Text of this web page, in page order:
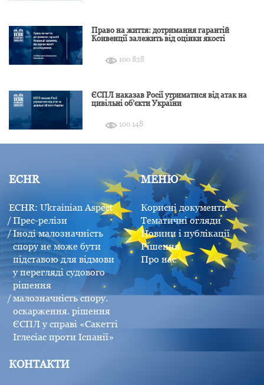
Право на життя: дотримання гарантій
Конвенції залежить від оцінки якості
100 828
ЄСПЛ наказав Росії утриматися від атак на
цивільні об’єкти України
100 148
ECHR
ECHR: Ukrainian Aspect
Прес-релізи
Іноді малозначність
спору не може бути
підставою для відмови
у перегляді судового
рішення
малозначність спору.
оскарження. рішення
ЄСПЛ у справі «Сакетті
Іглесіас проти Іспанії»
МЕНЮ
Корисні документи
Тематичні огляди
Новини і публікації
Рішення
Про нас
КОНТАКТИ